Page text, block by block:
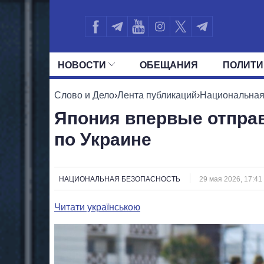
НОВОСТИ ОБЕЩАНИЯ
ВСЕ ПОЛИТИКИ ПРЕЗИДЕНТ И
Слово и Дело›Лента публикаций›
Япония впервые
по Украине
НАЦИОНАЛЬНАЯ БЕЗОПАСНОСТЬ 29 мая 2026, 17:41
Читати українською